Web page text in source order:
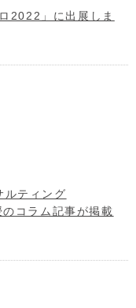
2022」に出展しま
ルティング
コラム記事が掲載